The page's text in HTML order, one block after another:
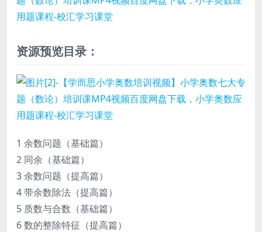
资源预览目录：
1 余数问题（基础篇）
2 同余（基础篇）
3 余数问题（提高篇）
4 带余数除法（提高篇）
5 质数与合数（基础篇）
6 数的整除特征（提高篇）